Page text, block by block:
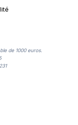
de 1000 euros.